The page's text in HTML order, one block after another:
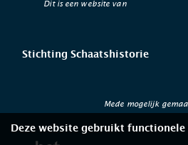
Dit is een website van
Stichting Schaatshistorie
Mede mogelijk
Deze website gebruikt functionele